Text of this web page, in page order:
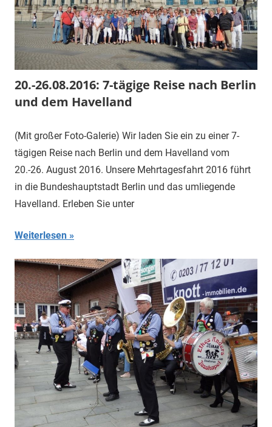
20.-26.08.2016: 7-tägige Reise nach Berlin
und dem Havelland
(Mit großer Foto-Galerie) Wir laden Sie ein zu einer 7-
tägigen Reise nach Berlin und dem Havelland vom
20.-26. August 2016. Unsere Mehrtagesfahrt 2016 führt
in die Bundeshauptstadt Berlin und das umliegende
Havelland. Erleben Sie unter
Weiterlesen